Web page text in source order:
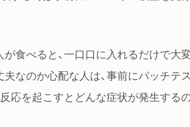
食べると、一口口に入れるだけで大
なのか心配な人は、事前にパッチテ
応を起こすとどんな症状が発生する